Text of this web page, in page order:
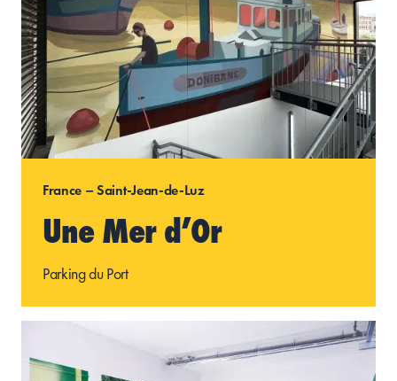
France – Saint-Jean-de-Luz
Une Mer d’Or
Parking du Port